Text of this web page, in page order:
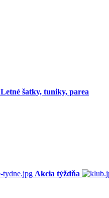
Letné šatky, tuniky, parea
Akcia týždňa